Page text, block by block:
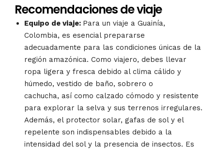
Recomendaciones de viaje
Equipo de viaje: Para un viaje a Guainía,
Colombia, es esencial prepararse
adecuadamente para las condiciones únicas de la
región amazónica. Como viajero, debes llevar
ropa ligera y fresca debido al clima cálido y
húmedo, vestido de baño, sobrero o
cachucha, así como calzado cómodo y resistente
para explorar la selva y sus terrenos irregulares.
Además, el protector solar, gafas de sol y el
repelente son indispensables debido a la
intensidad del sol y la presencia de insectos. Es